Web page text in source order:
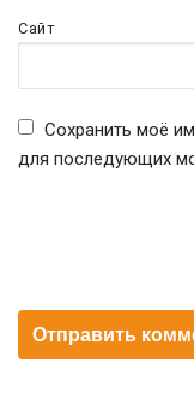
Сайт
Сохранить моё
для последующих